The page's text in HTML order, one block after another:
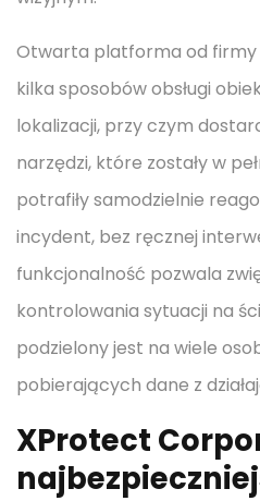
Otwarta platforma od firmy
kilka sposobów obsługi
lokalizacji, przy czym
narzędzi, które zostały w
potrafiły samodzielnie
incydent, bez ręcznej
funkcjonalność pozwala
kontrolowania sytuacji na
podzielony jest na wiele
pobierających dane z
XProtect